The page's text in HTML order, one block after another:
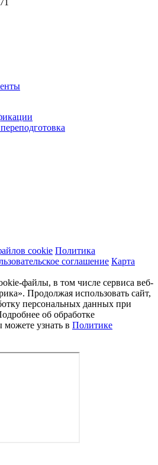
cookie Политика
соглашение Карта
файлы, в том числе сервиса веб-
Продолжая использовать сайт,
персональных данных при
об обработке
узнать в Политике